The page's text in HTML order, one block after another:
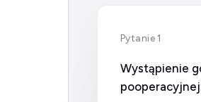
Pytanie 1
Wystąpienie